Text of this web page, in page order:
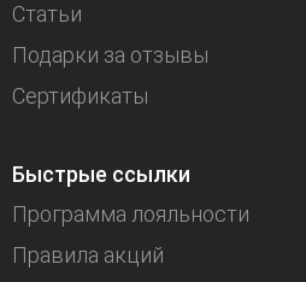
Статьи
Подарки за отзывы
Сертификаты
Быстрые ссылки
Программа лояльности
Правила акций